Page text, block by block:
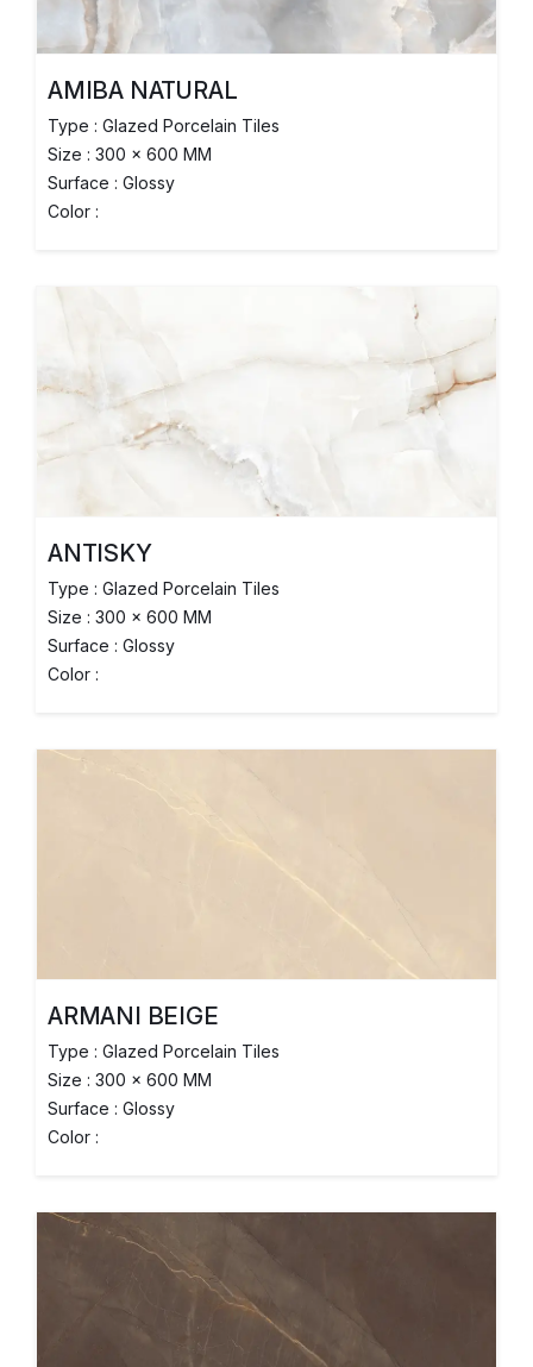
AMIBA NATURAL
Type : Glazed Porcelain Tiles
Size : 300 x 600 MM
Surface : Glossy
Color :
ANTISKY
Type : Glazed Porcelain Tiles
Size : 300 x 600 MM
Surface : Glossy
Color :
ARMANI BEIGE
Type : Glazed Porcelain Tiles
Size : 300 x 600 MM
Surface : Glossy
Color :